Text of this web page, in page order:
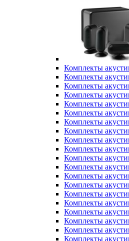
Комплекты
Комплекты
Комплекты
Комплекты
Комплекты
Комплекты
Комплекты
Комплекты
Комплекты
Комплекты
Комплекты
Комплекты
Комплекты
Комплекты
Комплекты
Комплекты
Комплекты
Комплекты
Комплекты
Комплекты